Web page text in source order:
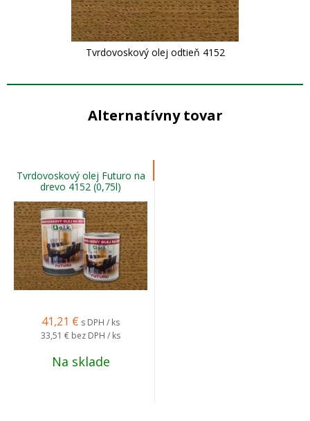
Tvrdovoskový olej odtieň 4152
Alternatívny tovar
Tvrdovoskový olej Futuro na
drevo 4152 (0,75l)
41,21 € s DPH / ks
33,51 € bez DPH / ks
Na sklade